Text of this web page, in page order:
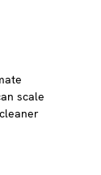
scale